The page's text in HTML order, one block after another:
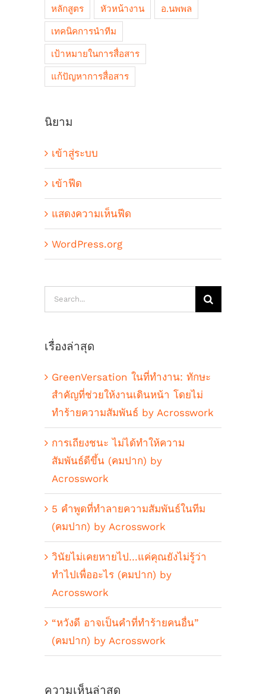
หลักสูตร หัวหน้างาน อ.นพพล
เทคนิคการนำทีม
เป้าหมายในการสื่อสาร
แก้ปัญหาการสื่อสาร
นิยาม
เข้าสู่ระบบ
เข้าฟีด
แสดงความเห็นฟีด
WordPress.org
Search
for:
เรื่องล่าสุด
GreenVersation ในที่ทำงาน: ทักษะ
สำคัญที่ช่วยให้งานเดินหน้า โดยไม่
ทำร้ายความสัมพันธ์ by Acrosswork
การเถียงชนะ ไม่ได้ทำให้ความ
สัมพันธ์ดีขึ้น (คมปาก) by
Acrosswork
5 คำพูดที่ทำลายความสัมพันธ์ในทีม
(คมปาก) by Acrosswork
วินัยไม่เคยหายไป…แค่คุณยังไม่รู้ว่า
ทำไปเพื่ออะไร (คมปาก) by
Acrosswork
“หวังดี อาจเป็นคำที่ทำร้ายคนอื่น”
(คมปาก) by Acrosswork
ความเห็นล่าสุด